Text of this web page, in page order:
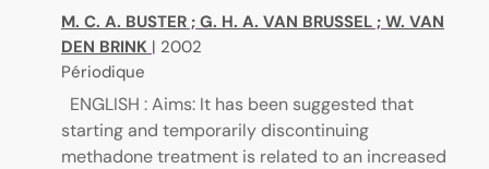
M. C. A. BUSTER ; G. H. A. VAN BRUSSEL ; W. VAN
DEN BRINK | 2002
Périodique
ENGLISH : Aims: It has been suggested that
starting and temporarily discontinuing
methadone treatment is related to an increased